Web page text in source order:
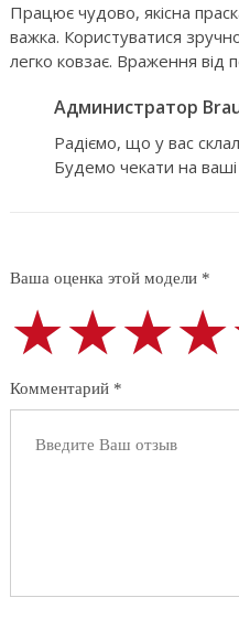
Працює чудово, якісна
важка. Користуватися
легко ковзає. Враження від
Администратор
Радіємо, що у вас
Будемо чекати на
Ваша оценка этой модели *
Комментарий *